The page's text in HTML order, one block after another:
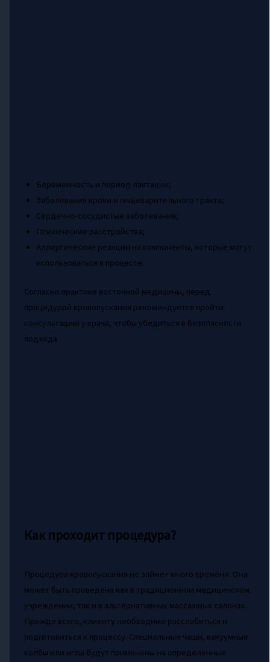
Беременность и период лактации;
Заболевания крови и пищеварительного тракта;
Сердечно-сосудистые заболевания;
Психические расстройства;
Аллергические реакции на компоненты, которые могут
использоваться в процессе.
Согласно практике восточной медицины, перед
процедурой кровопускания рекомендуется пройти
консультацию у врача, чтобы убедиться в безопасности
подхода.
Как проходит процедура?
Процедура кровопускания не займет много времени. Она
может быть проведена как в традиционном медицинском
учреждении, так и в альтернативных массажных салонах.
Прежде всего, клиенту необходимо расслабиться и
подготовиться к процессу. Специальные чаши, вакуумные
колбы или иглы будут применены на определенные